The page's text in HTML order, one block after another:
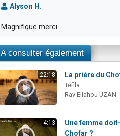
Alyson H.
Magnifique merci
A consulter également
22:18 La prière du
Téfila
Rav Eliahou UZAN
4:13
Une femme
Chofar ?